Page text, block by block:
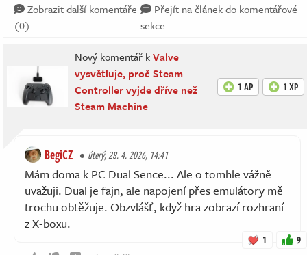
Zobrazit další komentáře
(0)
Přejít na článek do komentářové
sekce
Nový komentář kValve
vysvětluje, proč Steam
Controller vyjde dříve než
Steam Machine
1 AP 1 XP
BegiCZ úterý, 28. 4. 2026, 14:41
Mám doma k PC Dual Sence... Ale o tomhle vážně
uvažuji. Dual je fajn, ale napojení přes emulátory mě
trochu obtěžuje. Obzvlášť, když hra zobrazí rozhraní
z X-boxu.
1 9